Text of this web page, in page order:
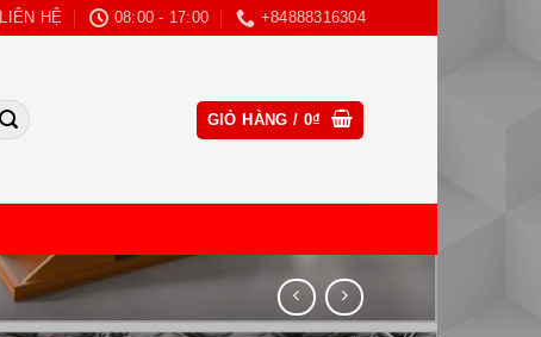
LIÊN HỆ 08:00 - 17:00 +84888316304
GIỎ HÀNG / 0₫
THIS